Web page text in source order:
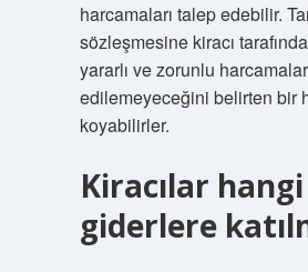
harcamaları talep edebilir.
sözleşmesine kiracı
yararlı ve zorunlu
edilemeyeceğini belirten bir
koyabilirler.
Kiracılar hangi
giderlere